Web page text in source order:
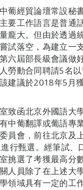
葡經貿論壇常設秘
要工作語言是普通
龐大。但由於透過
試落空，為建立一
六屆部長級會議做
勞動合同聘請5名
建議於2018年5月
致函北京外國語大
中葡翻譯或葡語專
員會，前往北京及
行甄選。經筆試、
挑選了考獲最高分
人員除了在上述大
領域具有一定的工作